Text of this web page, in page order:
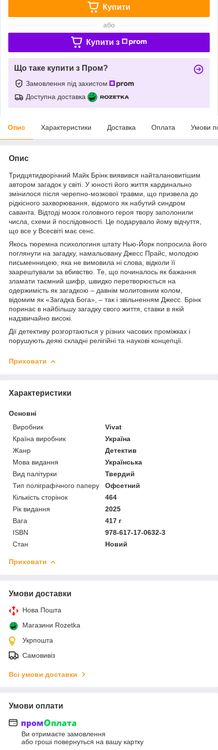
Купити
або
Купити з
Що таке купити з Пром?
Замовлення під захистом
Доступна доставка
Опис Характеристики Доставка Оплата Умови
Опис
Тридцятидворічний Майк Брінк виявився найталановитішим
автором загадок у світі. У юності його життя кардинально
змінилося після черепно-мозкової травми, що призвела до
рідкісного захворювання, відомого як набутий синдром
саванта. Відтоді мозок головного героя твору заполонили
числа, схеми й послідовності. Це подарувало йому відчуття,
що все у Всесвіті має сенс.
Якось тюремна психологиня штату Нью-Йорк попросила його
поглянути на загадку, намальовану Джесс Прайс, молодою
письменницею, яка не вимовила ні слова, відколи її
заарештували за вбивство. Те, що починалось як бажання
зламати таємний шифр, швидко перетворюється на
одержимість як загадкою – давнім молитовним колом,
відомим як «Загадка Бога», – так і звільненням Джесс. Брінк
поринає в найбільшу загадку свого життя, ставки в якій
надзвичайно високі.
Дії детективу розгортаються у різних часових проміжках і
порушують деякі складні релігійні та наукові концепції.
Приховати
Характеристики
Основні
Виробник
Vivat
Країна виробник
Україна
Жанр
Детектив
Мова видання
Українська
Вид палітурки
Твердий
Тип поліграфічного паперу
Офсетний
Кількість сторінок
464
Рік видання
2025
Вага
417 г
ISBN
978-617-17-0632-3
Стан
Новий
Приховати
Умови доставки
Нова Пошта
Магазини Rozetka
Укрпошта
Самовивіз
Всі умови доставки
Умови оплати
Ви отримаєте замовлення
або гроші повернуться на вашу картку